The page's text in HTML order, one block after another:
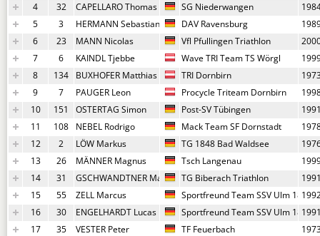
4
32 CAPELLARO Thomas SG Niederwangen
5
3 HERMANN Sebastian DAV Ravensburg
6
23 MANN Nicolas Vfl Pfullingen Triathlon
7
6 KAINDL Tjebbe Wave TRI Team TS Wörgl
8
134 BUXHOFER Matthias TRI Dornbirn
9
7 PAUGER Leon Procycle Triteam Dornbirn
10
151 OSTERTAG Simon Post-SV Tübingen
11
108 NEBEL Rodrigo Mack Team SF Dornstadt
12
2 LÖW Markus TG 1848 Bad Waldsee
13
26 MÄNNER Magnus Tsch Langenau
14
31 GSCHWANDTNER Max TG Biberach Triathlon
15
55 ZELL Marcus Sportfreund Team SSV Ulm 1846
16
30 ENGELHARDT Lucas Sportfreund Team SSV Ulm 1846
17
35 VESTER Peter TF Feuerbach